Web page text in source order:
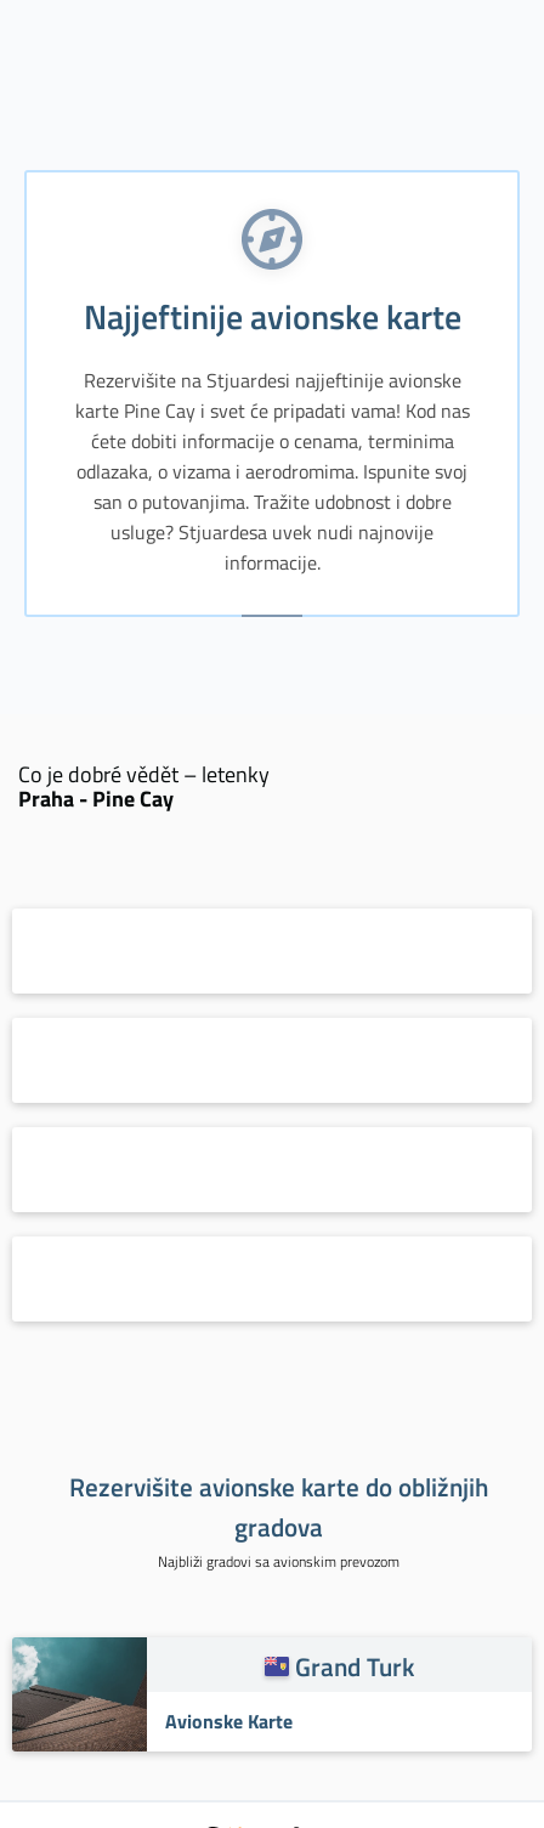
Najjeftinije avionske karte
Rezervišite na Stjuardesi najjeftinije avionske
karte Pine Cay i svet će pripadati vama! Kod nas
ćete dobiti informacije o cenama, terminima
odlazaka, o vizama i aerodromima. Ispunite svoj
san o putovanjima. Tražite udobnost i dobre
usluge? Stjuardesa uvek nudi najnovije
informacije.
Co je dobré vědět – letenky
Praha - Pine Cay
Rezervišite avionske karte do obližnjih
gradova
Najbliži gradovi sa avionskim prevozom
Grand Turk
Avionske Karte